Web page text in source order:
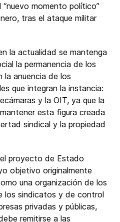
momento político”
tras el ataque militar
la actualidad se mantenga
la permanencia de los
la anuencia de los
que integran la instancia:
y la OIT, ya que la
esta figura creada
sindical y la propiedad
proyecto de Estado
objetivo originalmente
una organización de los
los sindicatos y de control
privadas y públicas,
remitirse a las